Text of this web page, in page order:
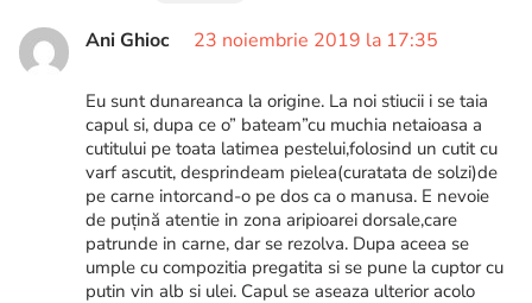
Ani Ghioc 23 noiembrie 2019 la 17:35
Eu sunt dunareanca la origine. La noi stiucii i se taia
capul si, dupa ce o” bateam”cu muchia netaioasa a
cutitului pe toata latimea pestelui,folosind un cutit cu
varf ascutit, desprindeam pielea(curatata de solzi)de
pe carne intorcand-o pe dos ca o manusa. E nevoie
de puțină atentie in zona aripioarei dorsale,care
patrunde in carne, dar se rezolva. Dupa aceea se
umple cu compozitia pregatita si se pune la cuptor cu
putin vin alb si ulei. Capul se aseaza ulterior acolo